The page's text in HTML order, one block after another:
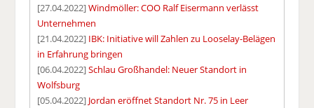
[27.04.2022]Windmöller: COO Ralf Eisermann verlässt
Unternehmen
[21.04.2022] IBK: Initiative will Zahlen zu Looselay-Belägen
in Erfahrung bringen
[06.04.2022]Schlau Großhandel: Neuer Standort in
Wolfsburg
[05.04.2022] Jordan eröffnet Standort Nr. 75 in Leer